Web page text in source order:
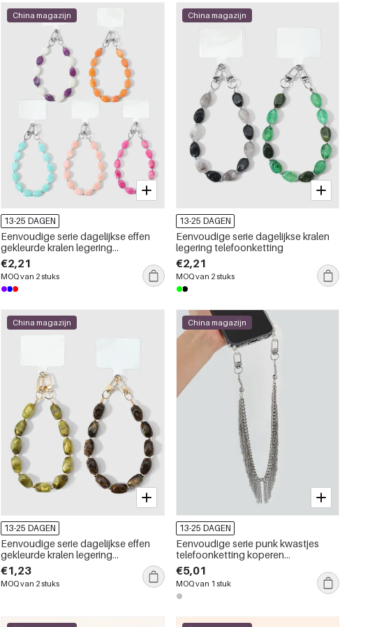
China magazijn
13-25 DAGEN
Eenvoudige serie dagelijkse effen
gekleurde kralen legering
telefoonketting
€2,21
MOQ van 2 stuks
China magazijn
13-25 DAGEN
Eenvoudige serie dagelijkse kralen
legering telefoonketting
€2,21
MOQ van 2 stuks
China magazijn
13-25 DAGEN
Eenvoudige serie dagelijkse effen
gekleurde kralen legering
telefoonketting
€1,23
MOQ van 2 stuks
China magazijn
13-25 DAGEN
Eenvoudige serie punk kwastjes
telefoonketting koperen
telefoonketting
€5,01
MOQ van 1 stuk